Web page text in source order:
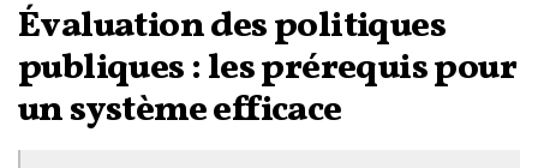
Évaluation des politiques
publiques : les prérequis pour
un système efficace